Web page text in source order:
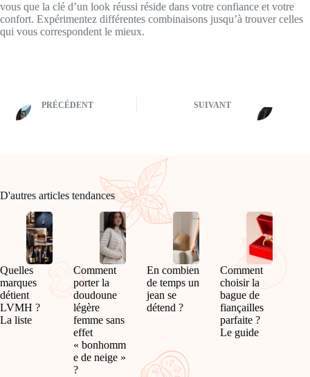
vous que la clé d’un look réussi réside dans votre confiance et votre
confort. Expérimentez différentes combinaisons jusqu’à trouver celles
qui vous correspondent le mieux.
PRÉCÉDENT SUIVANT
D'autres articles tendances
Quelles
marques
détient
LVMH ?
La liste
Comment
porter la
doudoune
légère
femme sans
effet
« bonhomm
e de neige »
?
En combien
de temps un
jean se
détend ?
Comment
choisir la
bague de
fiançailles
parfaite ?
Le guide